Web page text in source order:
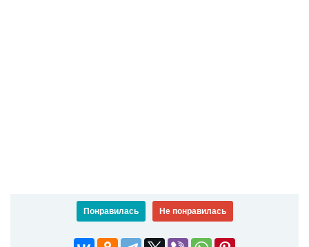
Понравилась Не понравилась